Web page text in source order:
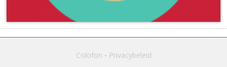
Colofon Privacybeleid